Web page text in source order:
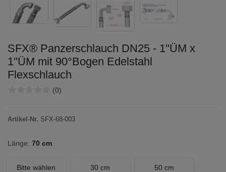
SFX® Panzerschlauch DN25 - 1"ÜM x
1"ÜM mit 90°Bogen Edelstahl
Flexschlauch
(0)
Artikel-Nr. SFX-68-003
Länge: 70 cm
Bitte wählen 30 cm 50 cm